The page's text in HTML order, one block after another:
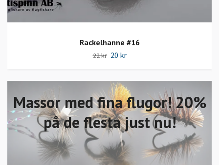
Massor med fina flugor! 20%
på de flesta just nu!
Rackelhanne #16
22 kr 20 kr